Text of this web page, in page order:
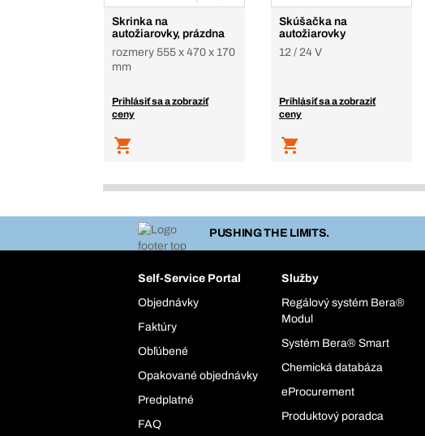
Skrinka na
autožiarovky, prázdna
rozmery 555 x 470 x 170
mm
Prihlásiť sa a zobraziť
ceny
Skúšačka na
autožiarovky
12 / 24 V
Prihlásiť sa a zobraziť
ceny
PUSHING THE LIMITS.
Self-Service Portal
Objednávky
Faktúry
Obľúbené
Opakované objednávky
Predplatné
FAQ
Služby
Regálový systém Bera®
Modul
Systém Bera® Smart
Chemická databáza
eProcurement
Produktový poradca